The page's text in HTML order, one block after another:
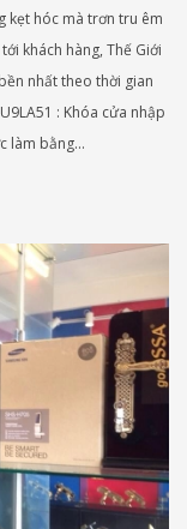
kẹt hóc mà trơn tru êm
khách hàng, Thế Giới
nhất theo thời gian
: Khóa cửa nhập
làm bằng...